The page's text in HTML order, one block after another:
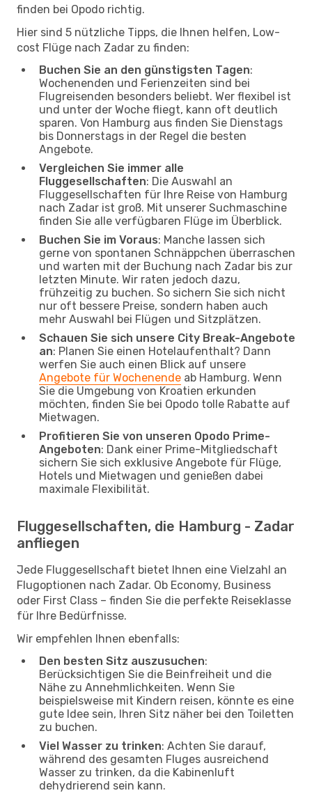
finden bei Opodo richtig.
Hier sind 5 nützliche Tipps, die Ihnen helfen, Low-
cost Flüge nach Zadar zu finden:
Buchen Sie an den günstigsten Tagen:
Wochenenden und Ferienzeiten sind bei
Flugreisenden besonders beliebt. Wer flexibel ist
und unter der Woche fliegt, kann oft deutlich
sparen. Von Hamburg aus finden Sie Dienstags
bis Donnerstags in der Regel die besten
Angebote.
Vergleichen Sie immer alle
Fluggesellschaften: Die Auswahl an
Fluggesellschaften für Ihre Reise von Hamburg
nach Zadar ist groß. Mit unserer Suchmaschine
finden Sie alle verfügbaren Flüge im Überblick.
Buchen Sie im Voraus: Manche lassen sich
gerne von spontanen Schnäppchen überraschen
und warten mit der Buchung nach Zadar bis zur
letzten Minute. Wir raten jedoch dazu,
frühzeitig zu buchen. So sichern Sie sich nicht
nur oft bessere Preise, sondern haben auch
mehr Auswahl bei Flügen und Sitzplätzen.
Schauen Sie sich unsere City Break-Angebote
an: Planen Sie einen Hotelaufenthalt? Dann
werfen Sie auch einen Blick auf unsere
Angebote für Wochenende ab Hamburg. Wenn
Sie die Umgebung von Kroatien erkunden
möchten, finden Sie bei Opodo tolle Rabatte auf
Mietwagen.
Profitieren Sie von unseren Opodo Prime-
Angeboten: Dank einer Prime-Mitgliedschaft
sichern Sie sich exklusive Angebote für Flüge,
Hotels und Mietwagen und genießen dabei
maximale Flexibilität.
Fluggesellschaften, die Hamburg - Zadar
anfliegen
Jede Fluggesellschaft bietet Ihnen eine Vielzahl an
Flugoptionen nach Zadar. Ob Economy, Business
oder First Class – finden Sie die perfekte Reiseklasse
für Ihre Bedürfnisse.
Wir empfehlen Ihnen ebenfalls:
Den besten Sitz auszusuchen:
Berücksichtigen Sie die Beinfreiheit und die
Nähe zu Annehmlichkeiten. Wenn Sie
beispielsweise mit Kindern reisen, könnte es eine
gute Idee sein, Ihren Sitz näher bei den Toiletten
zu buchen.
Viel Wasser zu trinken: Achten Sie darauf,
während des gesamten Fluges ausreichend
Wasser zu trinken, da die Kabinenluft
dehydrierend sein kann.